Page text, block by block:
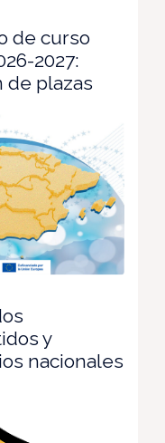
de curso
2027:
de plazas
y
nacionales